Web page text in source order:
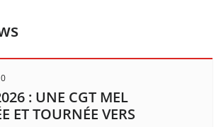
0
: UNE CGT MEL
ET TOURNÉE VERS